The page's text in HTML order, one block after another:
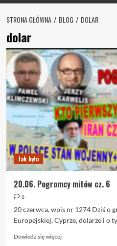
STRONA GŁÓWNA BLOG DOLAR
dolar
Jak było
20.06. Pogromcy mitów cz. 6
0
20 czerwca, wpis nr 1274 Dziś o
Europejskiej, Cyprze, dolarze i o
Dowiedz się więcejDowiedz